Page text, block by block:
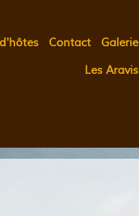
Contact
Galerie
Les Aravis